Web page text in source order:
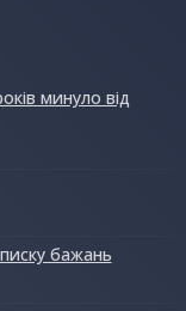
минуло від
бажань